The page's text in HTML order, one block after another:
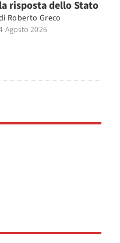
la risposta dello Stato
Roberto Greco
Agosto 2026